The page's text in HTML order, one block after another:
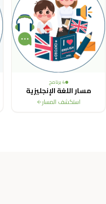
4برنامج
مسار اللغة الإنجليزية
استكشف المسار